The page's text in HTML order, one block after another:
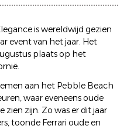
is wereldwijd gezien
event van het jaar. Het
plaats op het
aan het Pebble Beach
waar eveneens oude
zien zijn. Zo was er dit jaar
toonde Ferrari oude en